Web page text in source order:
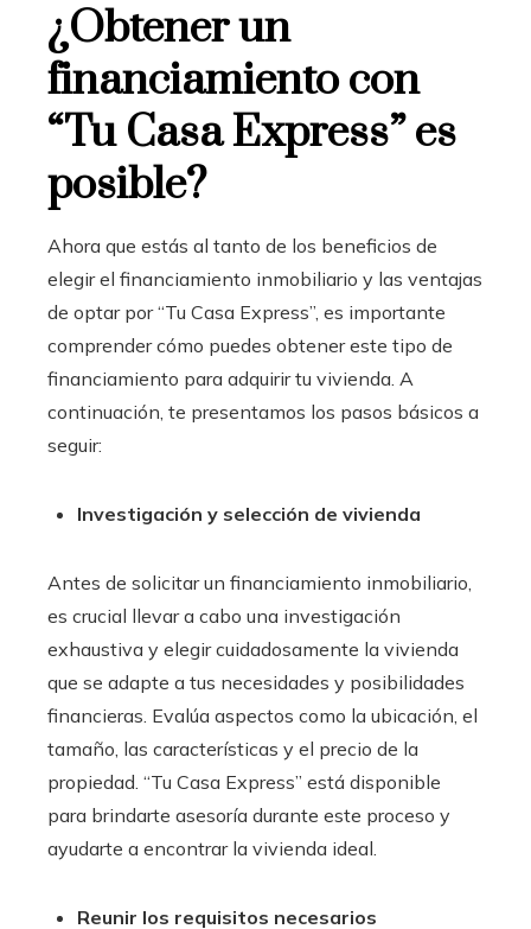
¿Obtener un
financiamiento con
“Tu Casa Express” es
posible?
Ahora que estás al tanto de los beneficios de
elegir el financiamiento inmobiliario y las ventajas
de optar por “Tu Casa Express”, es importante
comprender cómo puedes obtener este tipo de
financiamiento para adquirir tu vivienda. A
continuación, te presentamos los pasos básicos a
seguir:
Investigación y selección de vivienda
Antes de solicitar un financiamiento inmobiliario,
es crucial llevar a cabo una investigación
exhaustiva y elegir cuidadosamente la vivienda
que se adapte a tus necesidades y posibilidades
financieras. Evalúa aspectos como la ubicación, el
tamaño, las características y el precio de la
propiedad. “Tu Casa Express” está disponible
para brindarte asesoría durante este proceso y
ayudarte a encontrar la vivienda ideal.
Reunir los requisitos necesarios